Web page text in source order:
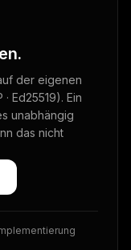
der eigenen
Ed25519). Ein
unabhängig
das nicht